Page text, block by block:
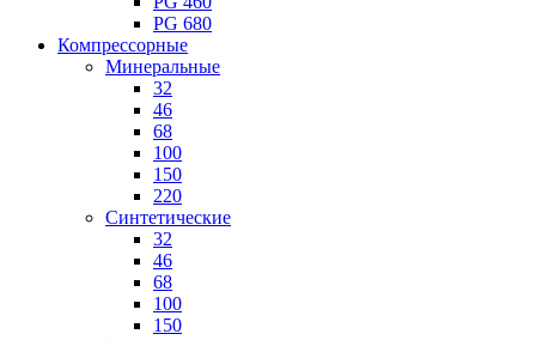
PG 680
Компрессорные
Минеральные
32
46
68
100
150
220
Синтетические
32
46
68
100
150